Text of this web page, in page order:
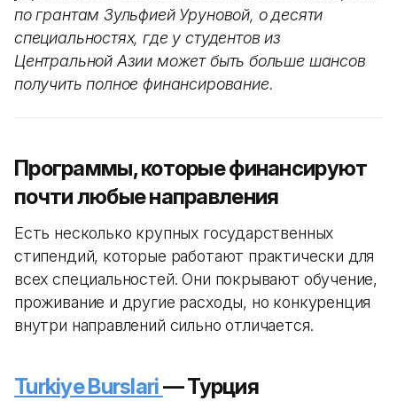
по грантам Зульфией Уруновой, о десяти
специальностях, где у студентов из
Центральной Азии может быть больше шансов
получить полное финансирование.
Программы, которые финансируют
почти любые направления
Есть несколько крупных государственных
стипендий, которые работают практически для
всех специальностей. Они покрывают обучение,
проживание и другие расходы, но конкуренция
внутри направлений сильно отличается.
Turkiye Burslari— Турция